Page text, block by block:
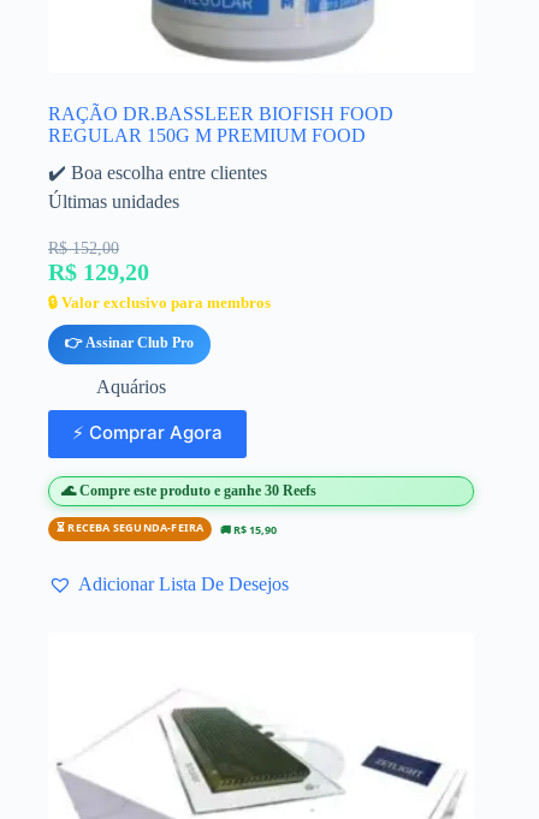
RAÇÃO DR.BASSLEER BIOFISH FOOD
REGULAR 150G M PREMIUM FOOD
✔️ Boa escolha entre clientes
Últimas unidades
R$ 152,00
R$ 129,20
🔒 Valor exclusivo para membros
👉 Assinar Club Pro
Aquários
⚡ Comprar Agora
🌊 Compre este produto e ganhe 30 Reefs
⏳ RECEBA SEGUNDA-FEIRA 🚚 R$ 15,90
Adicionar Lista De Desejos